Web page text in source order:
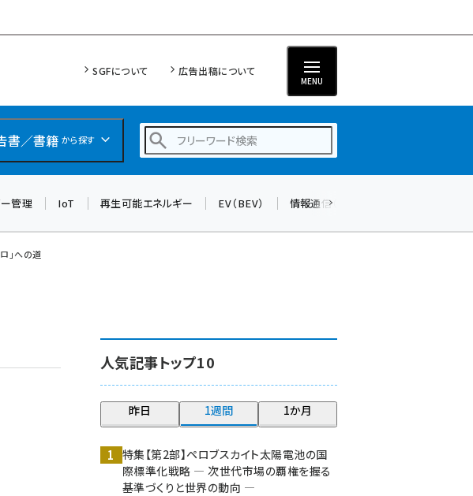
SGFについて 広告出稿について
MENU
書／書籍 から探す
ngn (294)
大串 (234)
aitras (200)
タンデム (161)
管理 IoT 再生可能エネルギー EV（BEV） 情報通信（ICT）
」への道
人気記事トップ10
昨日 1週間 1か月
特集【第2部】ペロブスカイト太陽電池の国
際標準化戦略 ― 次世代市場の覇権を握る
基準づくりと世界の動向 ―